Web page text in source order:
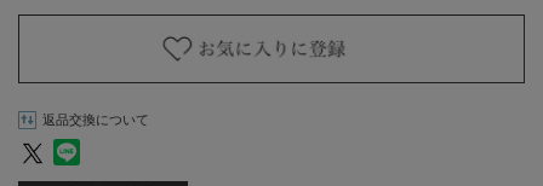
返品交換について